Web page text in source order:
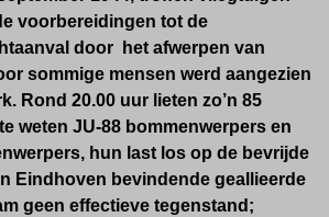
voorbereidingen tot de
door het afwerpen van
sommige mensen werd aangezien
Rond 20.00 uur lieten zo’n 85
weten JU-88 bommenwerpers en
hun last los op de bevrijde
Eindhoven bevindende geallieerde
geen effectieve tegenstand;